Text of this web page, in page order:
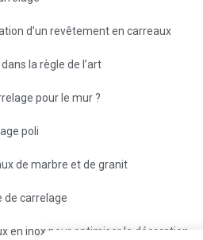
d’un revêtement en carreaux
la règle de l’art
pour le mur ?
poli
de marbre et de granit
de carrelage
en inox pour optimiser la décoration